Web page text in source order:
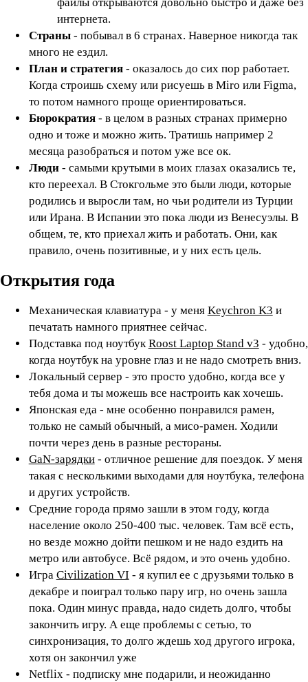
интернета.
Страны- побывал в 6 странах. Наверное никогда так
много не ездил.
План и стратегия- оказалось до сих пор работает.
Когда строишь схему или рисуешь в Miro или Figma,
то потом намного проще ориентироваться.
Бюрократия- в целом в разных странах примерно
одно и тоже и можно жить. Тратишь например 2
месяца разобраться и потом уже все ок.
Люди- самыми крутыми в моих глазах оказались те,
кто переехал. В Стокгольме это были люди, которые
родились и выросли там, но чьи родители из Турции
или Ирана. В Испании это пока люди из Венесуэлы. В
общем, те, кто приехал жить и работать. Они, как
правило, очень позитивные, и у них есть цель.
Открытия года
Механическая клавиатура - у меня Keychron K3 и
печатать намного приятнее сейчас.
Подставка под ноутбукRoost Laptop Stand v3 - удобно,
когда ноутбук на уровне глаз и не надо смотреть вниз.
Локальный сервер - это просто удобно, когда все у
тебя дома и ты можешь все настроить как хочешь.
Японская еда - мне особенно понравился рамен,
только не самый обычный, а мисо-рамен. Ходили
почти через день в разные рестораны.
GaN-зарядки- отличное решение для поездок. У меня
такая с несколькими выходами для ноутбука, телефона
и других устройств.
Средние города прямо зашли в этом году, когда
население около 250-400 тыс. человек. Там всё есть,
но везде можно дойти пешком и не надо ездить на
метро или автобусе. Всё рядом, и это очень удобно.
Игра Civilization VI - я купил ее с друзьями только в
декабре и поиграл только пару игр, но очень зашла
пока. Один минус правда, надо сидеть долго, чтобы
закончить игру. А еще проблемы с сетью, то
синхронизация, то долго ждешь ход другого игрока,
хотя он закончил уже
Netflix - подписку мне подарили, и неожиданно